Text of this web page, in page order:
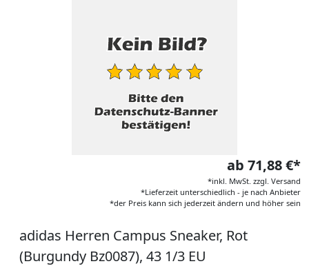
ab 71,88 €*
*inkl. MwSt. zzgl. Versand
*Lieferzeit unterschiedlich - je nach Anbieter
*der Preis kann sich jederzeit ändern und höher sein
adidas Herren Campus Sneaker, Rot
(Burgundy Bz0087), 43 1/3 EU